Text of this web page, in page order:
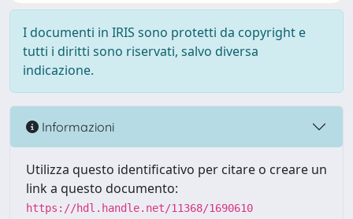
I documenti in IRIS sono protetti da copyright e
tutti i diritti sono riservati, salvo diversa
indicazione.
Informazioni
Utilizza questo identificativo per citare o creare un
link a questo documento:
https://hdl.handle.net/11368/1690610